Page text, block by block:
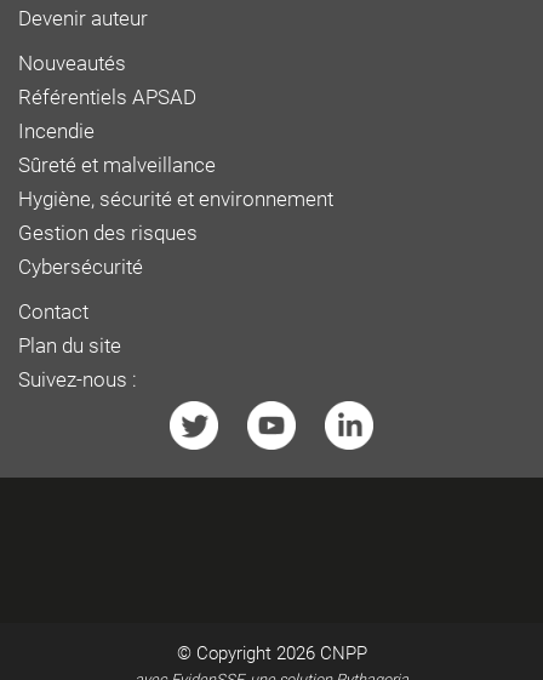
Devenir auteur
Nouveautés
Référentiels APSAD
Incendie
Sûreté et malveillance
Hygiène, sécurité et environnement
Gestion des risques
Cybersécurité
Contact
Plan du site
Suivez-nous :
© Copyright 2026 CNPP